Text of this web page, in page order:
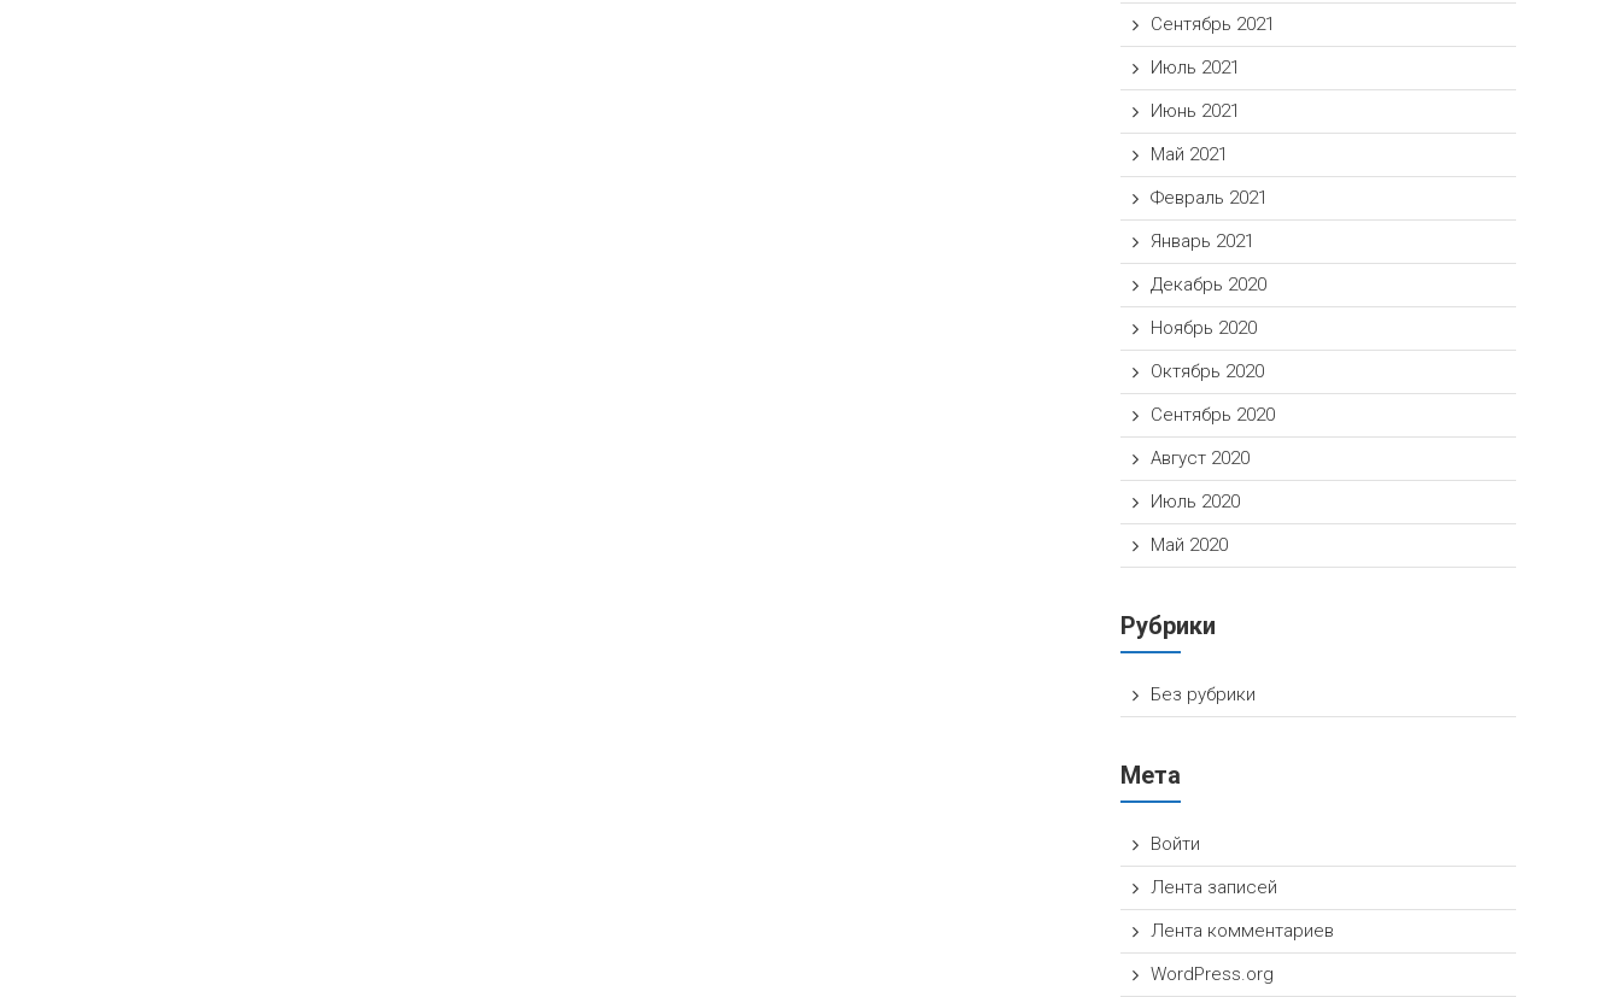
Сентябрь 2021
Июль 2021
Июнь 2021
Май 2021
Февраль 2021
Январь 2021
Декабрь 2020
Ноябрь 2020
Октябрь 2020
Сентябрь 2020
Август 2020
Июль 2020
Май 2020
Рубрики
Без рубрики
Мета
Войти
Лента записей
Лента комментариев
WordPress.org